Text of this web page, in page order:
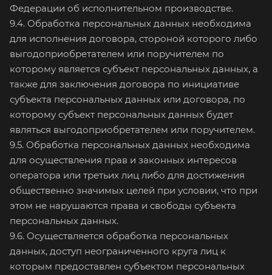
Федерации об исполнительном производстве.
9.4. Обработка персональных данных необходима
для исполнения договора, стороной которого либо
выгодоприобретателем или поручителем по
которому является субъект персональных данных, а
также для заключения договора по инициативе
субъекта персональных данных или договора, по
которому субъект персональных данных будет
являться выгодоприобретателем или поручителем.
9.5. Обработка персональных данных необходима
для осуществления прав и законных интересов
оператора или третьих лиц либо для достижения
общественно значимых целей при условии, что при
этом не нарушаются права и свободы субъекта
персональных данных.
9.6. Осуществляется обработка персональных
данных, доступ неограниченного круга лиц к
которым предоставлен субъектом персональных